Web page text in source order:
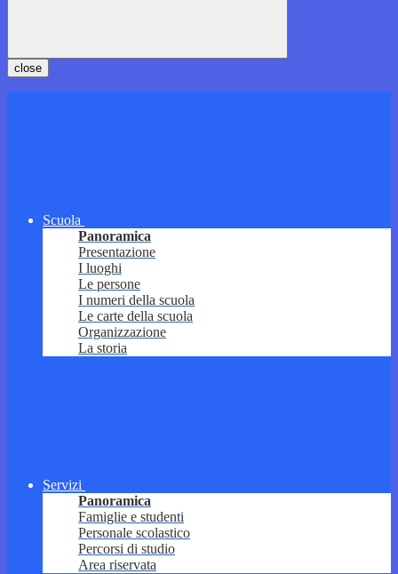
close
Scuola
Panoramica
Presentazione
I luoghi
Le persone
I numeri della scuola
Le carte della scuola
Organizzazione
La storia
Servizi
Panoramica
Famiglie e studenti
Personale scolastico
Percorsi di studio
Area riservata